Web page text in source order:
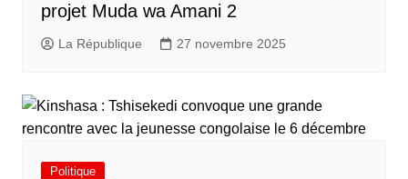
projet Muda wa Amani 2
La République 27 novembre 2025
Politique